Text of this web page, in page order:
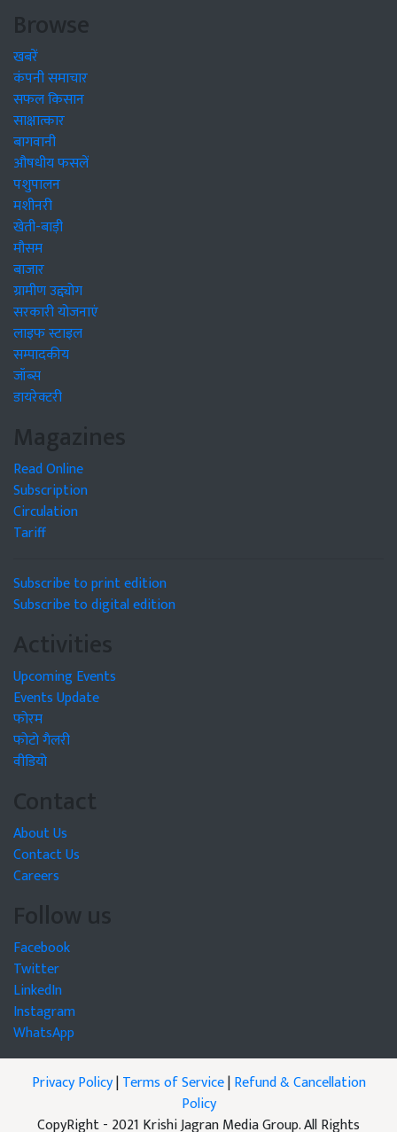
Browse
खबरें
कंपनी समाचार
सफल किसान
साक्षात्कार
बागवानी
औषधीय फसलें
पशुपालन
मशीनरी
खेती-बाड़ी
मौसम
बाजार
ग्रामीण उद्द्योग
सरकारी योजनाएं
लाइफ स्टाइल
सम्पादकीय
जॉब्स
डायरेक्टरी
Magazines
Read Online
Subscription
Circulation
Tariff
Subscribe to print edition
Subscribe to digital edition
Activities
Upcoming Events
Events Update
फोरम
फोटो गैलरी
वीडियो
Contact
About Us
Contact Us
Careers
Follow us
Facebook
Twitter
LinkedIn
Instagram
WhatsApp
Privacy Policy|Terms of Service|Refund & Cancellation
Policy
CopyRight - 2021 Krishi Jagran Media Group. All Rights